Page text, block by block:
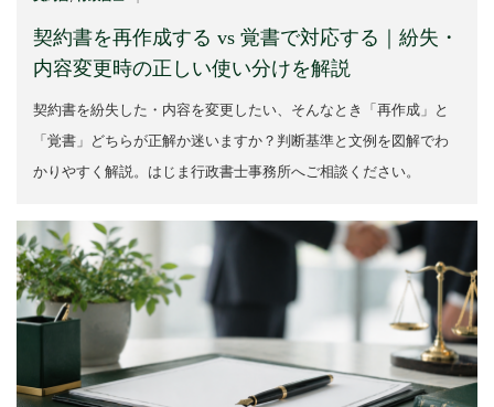
契約書を再作成する vs 覚書で対応する｜紛失・
内容変更時の正しい使い分けを解説
契約書を紛失した・内容を変更したい、そんなとき「再作成」と
「覚書」どちらが正解か迷いますか？判断基準と文例を図解でわ
かりやすく解説。はじま行政書士事務所へご相談ください。